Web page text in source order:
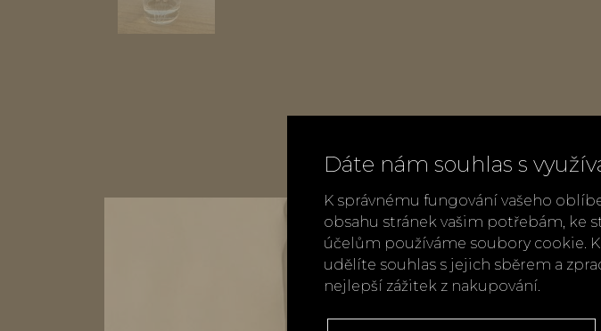
Dáte nám souhlas s
K správnému fungování vašeho
obsahu stránek vašim potřebám, ke
účelům používáme soubory cookie.
udělíte souhlas s jejich sběrem a
nejlepší zážitek z nakupování.